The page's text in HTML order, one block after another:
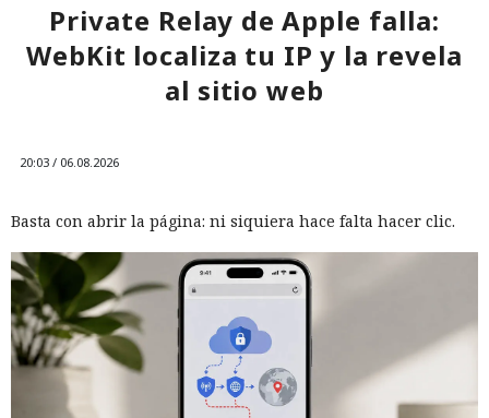
Private Relay de Apple falla:
WebKit localiza tu IP y la revela
al sitio web
20:03 / 06.08.2026
Basta con abrir la página: ni siquiera hace falta hacer clic.